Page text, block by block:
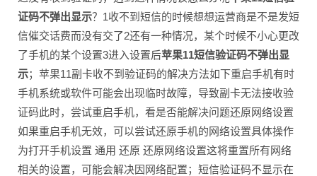
证码不弹出显示？1收不到短信的时候想想运营商是不是发短
信催交话费而没有交了2还有一种情况，某个时候不小心更改
了手机的某个设置3进入设置后苹果11短信验证码不弹出显
示；苹果11副卡收不到验证码的解决方法如下重启手机有时
手机系统或软件可能会出现临时故障，导致副卡无法接收验
证码此时，尝试重启手机，看是否能解决问题还原网络设置
如果重启手机无效，可以尝试还原手机的网络设置具体操作
为打开手机设置 通用 还原 还原网络设置这将重置所有网络
相关的设置，可能会解决因网络配置；短信验证码不显示在